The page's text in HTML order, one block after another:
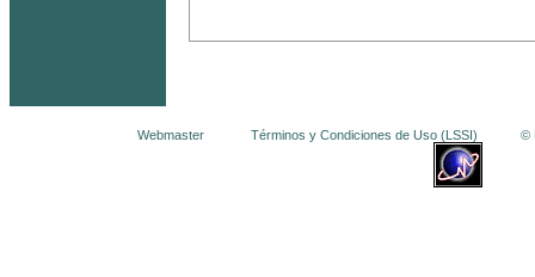
Webmaster Términos y Condiciones de Uso (LSSI) © La